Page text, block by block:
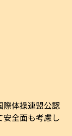
際体操連盟公認
安全面も考慮し